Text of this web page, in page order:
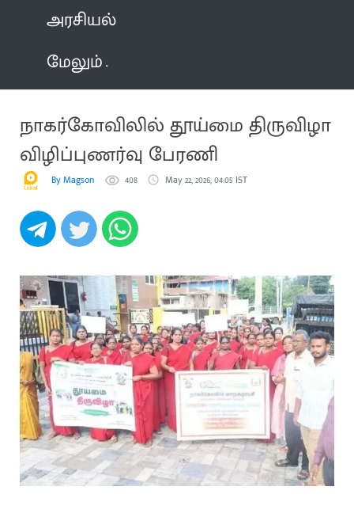
அரசியல்
மேலும்
நாகர்கோவிலில் தூய்மை திருவிழா
விழிப்புணர்வு பேரணி
By Magson 408 May 22, 2026, 04:05 IST